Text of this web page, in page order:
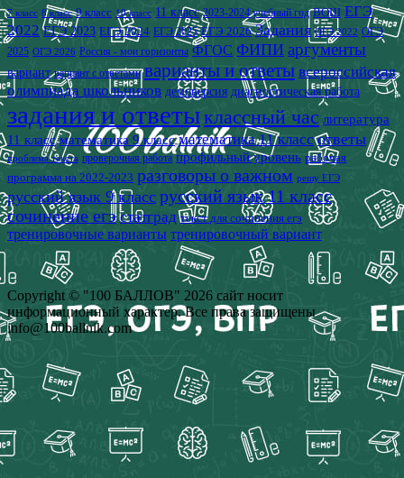
7 класс 8 класс 9 класс 10 класс 11 класс 2023-2024 учебный год ВОШ ЕГЭ
2022 ЕГЭ 2023 ЕГЭ 2024 ЕГЭ 2025 ЕГЭ 2026 Задания ОГЭ 2022 ОГЭ
2025 ОГЭ 2026 Россия - мои горизонты ФГОС ФИПИ аргументы
вариант вариант с ответами варианты и ответы всероссийская
олимпиада школьников демоверсия диагностическая работа
задания и ответыклассный час литература
11 класс математика 9 класс математика 11 класс ответы
проблема текста проверочная работа профильный уровень рабочая
программа на 2022-2023 разговоры о важном решу ЕГЭ
русский язык 9 класс русский язык 11 класс
сочинение егэ статград текст для сочинения егэ
тренировочные варианты тренировочный вариант
Copyright © "100 БАЛЛОВ" 2026 сайт носит
информационный характер. Все права защищены
info@100ballnik.com